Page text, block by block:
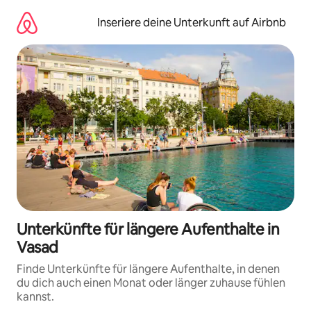
Inhalten
springen
Inseriere deine Unterkunft auf Airbnb
Unterkünfte für längere Aufenthalte in
Vasad
Finde Unterkünfte für längere Aufenthalte, in denen
du dich auch einen Monat oder länger zuhause fühlen
kannst.